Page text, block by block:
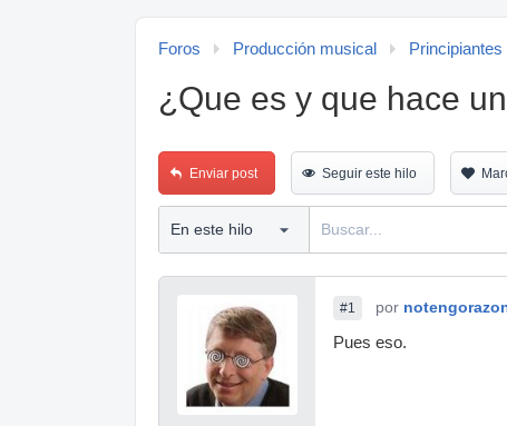
Foros Producción musical Principiantes
¿Que es y que hace
Enviar post Seguir este hilo
#1 por
Pues eso.